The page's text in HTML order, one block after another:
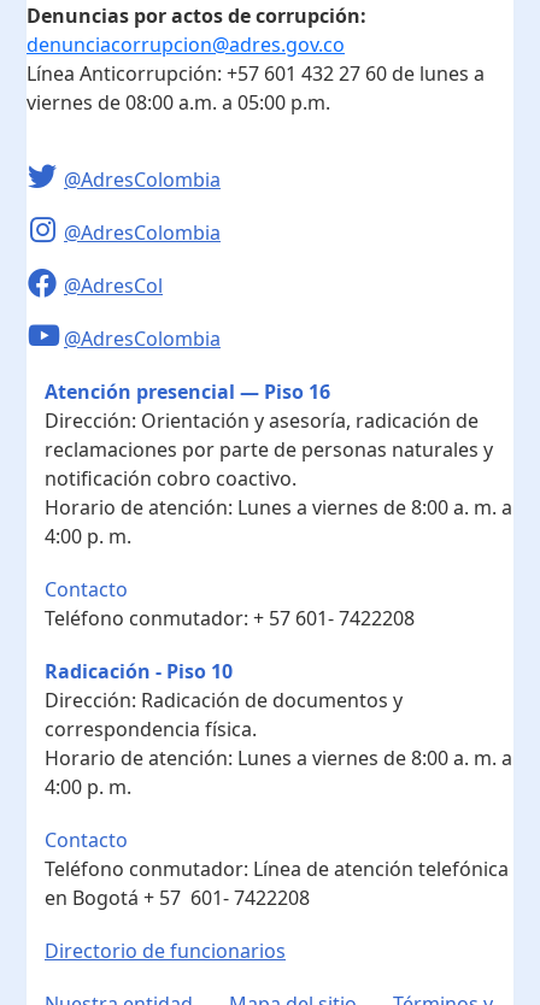
Denuncias por actos de corrupción:
denunciacorrupcion@adres.gov.co
Línea Anticorrupción: +57 601 432 27 60 de lunes a
viernes de 08:00 a.m. a 05:00 p.m.
@AdresColombia
@AdresColombia
@AdresCol
@AdresColombia
Atención presencial — Piso 16
Dirección: Orientación y asesoría, radicación de
reclamaciones por parte de personas naturales y
notificación cobro coactivo.
Horario de atención: Lunes a viernes de 8:00 a. m. a
4:00 p. m.
Contacto
Teléfono conmutador: + 57 601- 7422208
Radicación - Piso 10
Dirección: Radicación de documentos y
correspondencia física.
Horario de atención: Lunes a viernes de 8:00 a. m. a
4:00 p. m.
Contacto
Teléfono conmutador: Línea de atención telefónica
en Bogotá ​+ 57 601- 7422208
Directorio de funcionarios